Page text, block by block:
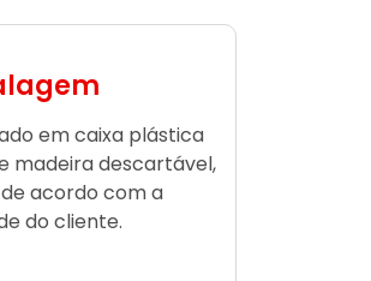
em caixa plástica
madeira descartável,
acordo com a
do cliente.